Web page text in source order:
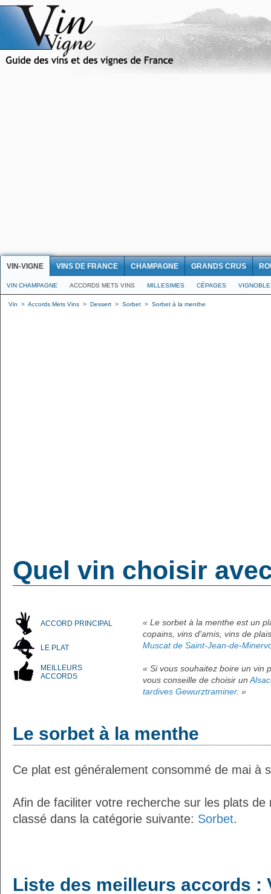
VIN-VIGNE VINS DE FRANCE CHAMPAGNE GRANDS CRUS
VIN CHAMPAGNE ACCORDS METS VINS MILLESIMES CÉPAGES
Vin > Accords Mets Vins > Dessert > Sorbet > Sorbet à la menthe
Quel vin choisir
ACCORD PRINCIPAL
LE PLAT
MEILLEURS
ACCORDS
« Le sorbet à la menthe est un
copains, vins d'amis, vins de
Muscat de Saint-Jean-de-
« Si vous souhaitez boire un vin
vous conseille de choisir un
tardives Gewurztraminer. »
Le sorbet à la menthe
Ce plat est généralement consommé de mai à
Afin de faciliter votre recherche sur les plats
classé dans la catégorie suivante: Sorbet.
Liste des meilleurs accords :